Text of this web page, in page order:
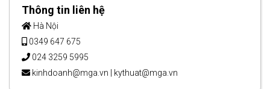
Thông tin liên hệ
Hà Nội
0349 647 675
024 3259 5995
kinhdoanh@mga.vn
kythuat@mga.vn